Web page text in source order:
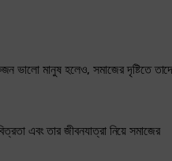
ভালো মানুষ হলেও, সমাজের দৃষ্টিতে
এবং তার জীবনযাত্রা নিয়ে সমাজের